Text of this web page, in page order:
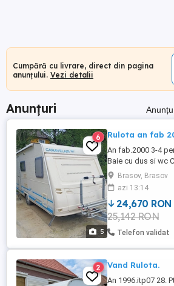
Cumpără cu livrare, direct din pagina
anunțului. Vezi detalii
Anunțuri
5
6 Rulota an fab
An fab.2000 3-4
Baie cu dus si wc
marchiza, Incalzire
biciclete Sistem
baterie si invertor
impecabila nu are
totul functioneaza
Brasov, Brasov
azi 13:14
24,670 RON
25,142 RON
Telefon validat
2 Vand Rulota.
An 1996.itp07 28.